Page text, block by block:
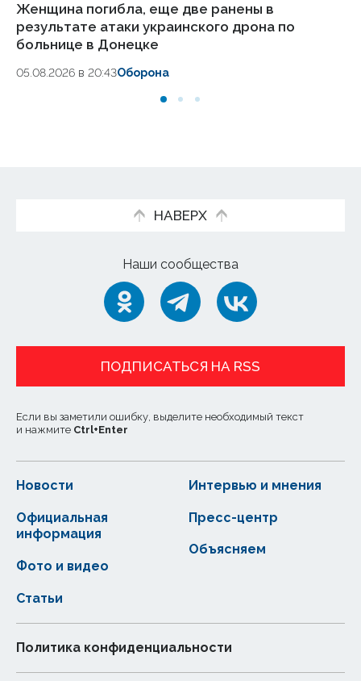
Женщина погибла, еще две ранены в
результате атаки украинского дрона по
больнице в Донецке
05.08.2026 в 20:43Оборона
НАВЕРХ
Наши сообщества
ПОДПИСАТЬСЯ НА RSS
Если вы заметили ошибку, выделите необходимый текст
и нажмите Ctrl+Enter
Новости
Статьи
Официальная
информация
Интервью и мнения
Фото и видео
Пресс-центр
Объясняем
Политика конфиденциальности